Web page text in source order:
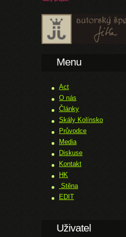
Menu
Act
O nás
Články
Skály Kolínsko
Průvodce
Media
Diskuse
Kontakt
HK
Stěna
EDIT
Uživatel